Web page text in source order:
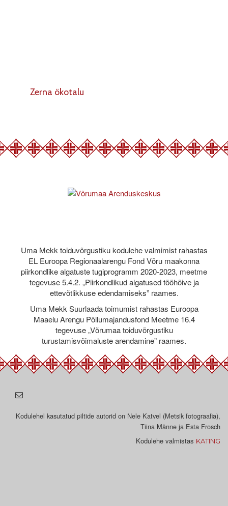
Zerna ökotalu
Uma Mekk toiduvõrgustiku kodulehe valmimist rahastas
EL Euroopa Regionaalarengu Fond Võru maakonna
piirkondlike algatuste tugiprogramm 2020-2023, meetme
tegevuse 5.4.2. „Piirkondlikud algatused tööhõive ja
ettevõtlikkuse edendamiseks” raames.
Uma Mekk Suurlaada toimumist rahastas Euroopa
Maaelu Arengu Põllumajandusfond Meetme 16.4
tegevuse „Võrumaa toiduvõrgustiku
turustamisvõimaluste arendamine” raames.
Kodulehel kasutatud piltide autorid on Nele Katvel (Metsik fotograafia),
Tiina Männe ja Esta Frosch
Kodulehe valmistas KATING